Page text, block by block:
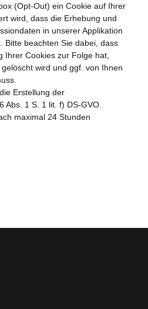
(Opt-Out) ein Cookie auf Ihrer
wird, dass die Erhebung und
in unserer Applikation
Bitte beachten Sie dabei, dass
Ihrer Cookies zur Folge hat,
wird und ggf. von Ihnen
Erstellung der
Abs. 1 S. 1 lit. f) DS-GVO.
maximal 24 Stunden